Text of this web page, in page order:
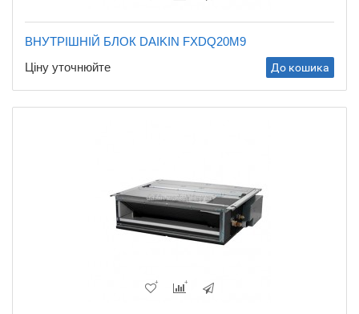
ВНУТРІШНІЙ БЛОК DAIKIN FXDQ20M9
Ціну уточнюйте
До кошика